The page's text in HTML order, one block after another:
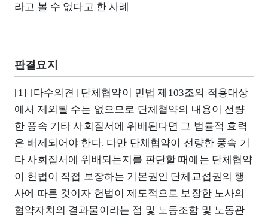
라고 볼 수 없다고 한 사례
판결요지
[1] [다수의견] 단체협약이 민법 제103조의 적용대상
에서 제외될 수는 없으므로 단체협약의 내용이 선량
한 풍속 기타 사회질서에 위배된다면 그 법률적 효력
은 배제되어야 한다. 다만 단체협약이 선량한 풍속 기
타 사회질서에 위배되는지를 판단할 때에는 단체협약
이 헌법이 직접 보장하는 기본권인 단체교섭권의 행
사에 따른 것이자 헌법이 제도적으로 보장한 노사의
협약자치의 결과물이라는 점 및 노동조합 및 노동관